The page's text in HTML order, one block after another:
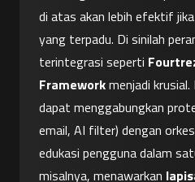
di atas akan lebih efektif
yang terpadu. Di sinilah
terintegrasi seperti
Framework menjadi
dapat menggabungkan
email, AI filter) dengan
edukasi pengguna dalam
misalnya, menawarkan